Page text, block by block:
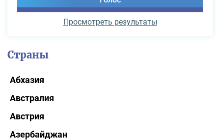
Просмотреть результаты
Страны
Абхазия
Австралия
Австрия
Азербайджан